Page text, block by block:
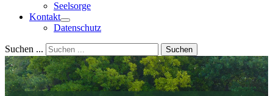
Seelsorge
Kontakt
Datenschutz
Suchen ... Suchen